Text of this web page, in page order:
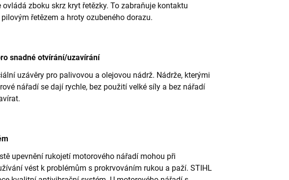
ovládá zboku skrz kryt řetězky. To zabraňuje kontaktu
řetězem a hroty ozubeného dorazu.
snadné otvírání/uzavírání
uzávěry pro palivovou a olejovou nádrž. Nádrže, kterými
nářadí se dají rychle, bez použití velké síly a bez nářadí
upevnění rukojetí motorového nářadí mohou při
vést k problémům s prokrvováním rukou a paží. STIHL